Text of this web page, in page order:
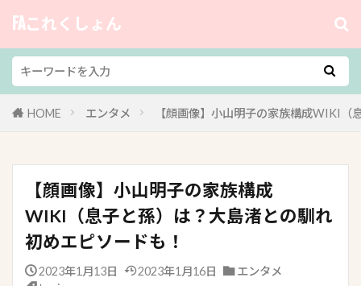
FAこれくしょん
HOME エンタメ 【顔画像】小山明子の家族構成WIKI（
【顔画像】小山明子の家族構成
WIKI（息子と孫）は？大島渚との馴れ
初めエピソードも！
2023年1月13日 2023年1月16日
エンタメ